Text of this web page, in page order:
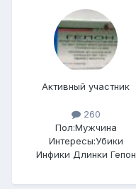
Активный участник
260
Пол:Мужчина
Интересы:Убики
Инфики Длинки Гепон